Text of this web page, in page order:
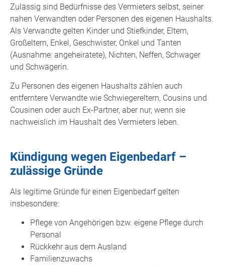
Zulässig sind Bedürfnisse des Vermieters selbst, seiner
nahen Verwandten oder Personen des eigenen Haushalts.
Als Verwandte gelten Kinder und Stiefkinder, Eltern,
Großeltern, Enkel, Geschwister, Onkel und Tanten
(Ausnahme: angeheiratete), Nichten, Neffen, Schwager
und Schwägerin.
Zu Personen des eigenen Haushalts zählen auch
entferntere Verwandte wie Schwiegereltern, Cousins und
Cousinen oder auch Ex-Partner, aber nur, wenn sie
nachweislich im Haushalt des Vermieters leben.
Kündigung wegen Eigenbedarf –
zulässige Gründe
Als legitime Gründe für einen Eigenbedarf gelten
insbesondere:
Pflege von Angehörigen bzw. eigene Pflege durch
Personal
Rückkehr aus dem Ausland
Familienzuwachs